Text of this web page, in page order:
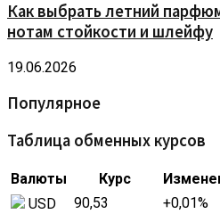
Как выбрать летний
нотам стойкости и шлейфу
19.06.2026
Популярное
Таблица обменных курсов
Валюты Курс
USD
90,53 +0,01%